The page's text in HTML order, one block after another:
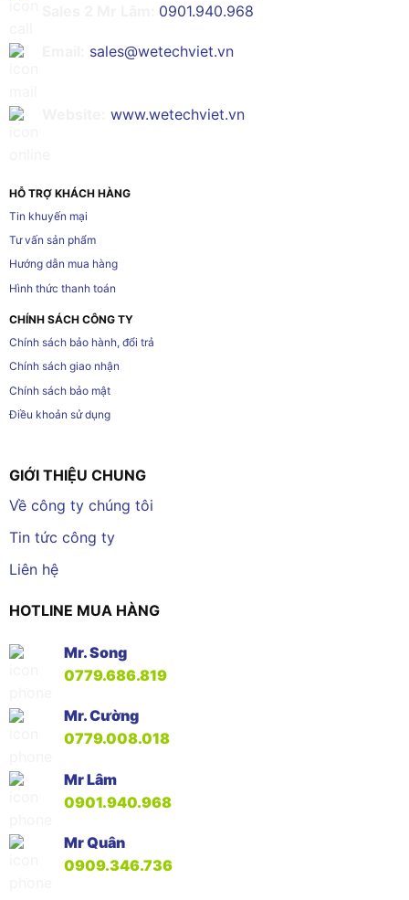
0901.940.968
sales@wetechviet.vn
www.wetechviet.vn
HỖ TRỢ KHÁCH HÀNG
Tin khuyến mại
Tư vấn sản phẩm
Hướng dẫn mua hàng
Hình thức thanh toán
CHÍNH SÁCH CÔNG TY
Chính sách bảo hành, đổi trả
Chính sách giao nhận
Chính sách bảo mật
Điều khoản sử dụng
GIỚI THIỆU CHUNG
Về công ty chúng tôi
Tin tức công ty
Liên hệ
HOTLINE MUA HÀNG
Mr. Song
0779.686.819
Mr. Cường
0779.008.018
Mr Lâm
0901.940.968
Mr Quân
0909.346.736